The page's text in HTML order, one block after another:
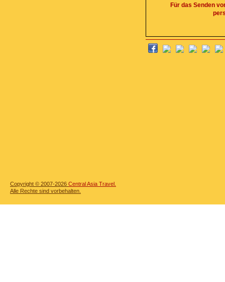
Für das Senden
Copyright © 2007-2026 Central Asia Travel.
Alle Rechte sind vorbehalten.